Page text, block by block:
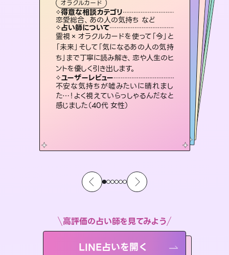
オラクルカード
得意な相談カテゴリ
恋愛総合、あの人の気持ち など
占い師について
霊視×オラクルカードを使って「今」と
「未来」そして「気になるあの人の気持
ち」まで丁寧に読み解き、恋や人生のヒ
ントを優しく引き出します。
ユーザーレビュー
不安な気持ちが嘘みたいに晴れまし
た…！よく視えていらっしゃるんだなと
感じました（40代 女性）
ルーン
得意な相談カテゴリ
恋愛総合、片想い、二人の未来 など
占い師について
復縁、恋愛、不倫の行方、同性愛や片
思い、仕事関係や借金問題まで知りた
いことや心の負担になっていることを
紐解き、背中をそっと押して導きます。
ユーザーレビュー
安心感のあり、言い切ってくれる所や濁
さない鑑定のおかげで、毎回自分の気
持ちを整えられます（30代 男性）
スピリチュアル・リーディング
得意な相談カテゴリ
片想い、あの人の気持ち、復縁 など
占い師について
恋愛のお悩みの中でも特に「曖昧な関
係」の相談を得意としており、友達以上
恋人未満なお相手との今後や本音を丁
寧に読み解き恋愛成就へと導きます。
ユーザーレビュー
鑑定していただいてアドバイス通りに行
動すると仲が復活してきました。ありが
とうございました（40代 女性）
スピリチュアル・リーディング
得意な相談カテゴリ
出逢い、片想い、復縁 など
占い師について
未来には何パターンもの選択肢があります。不安で視えにくくなっているあなたの素敵な未来を見つけ、その未来を選択できるようアドバイスします。
ユーザーレビュー
職場の人の性質や人間関係、本心など
本当によく視えていてびっくり。対策が
打てて前向きになれます（40代）
スピリチュアル・リーディング
得意な相談カテゴリ
片想い、二人の未来、年の差 など
占い師について
連絡再開、復縁、成就などの報告実績
多数。セラピストとして2万超の施術経
験があるからこそできる鑑定で、より良
い未来をサポートします。
ユーザーレビュー
とても心温まる鑑定でした。しかもこち
らは何も言っていないのに視えていらっ
しゃるんだなと驚きです（30代女性）
霊視・オーラ
スピリチュアル・リーディング
得意な相談カテゴリ
片想い、あの人の気持ち、復縁 など
占い師について
3,700年以上の歴史を持つ東洋最古の
占術「易占」で詳細まで占い、幸せへ向
かう道筋を示します。厳しい結果にも具
体的な対策をお伝えします。
ユーザーレビュー
複雑な背景もしっかり聞いて鑑定して
いただけました。気持ちが楽になりまし
た（50代 女性）
高評価の占い師を見てみよう
LINE占いを開く